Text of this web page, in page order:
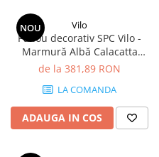
NOU Vilo
Panou decorativ SPC Vilo -
Marmură Albă Calacatta
lucios, 1200×600×4 mm, 2.88
de la 381,89 RON
LA COMANDA
ADAUGA IN COS